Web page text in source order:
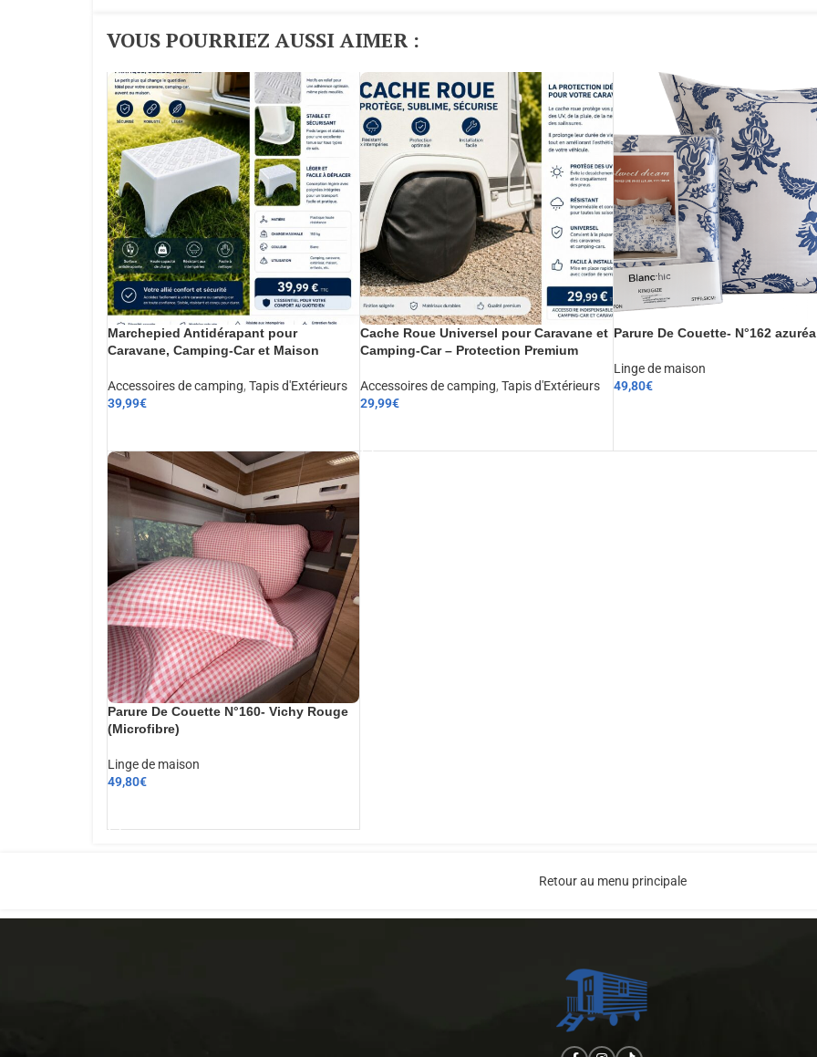
VOUS POURRIEZ AUSSI AIMER :​
Marchepied Antidérapant pour
Caravane, Camping-Car et Maison
Accessoires de camping, Tapis d'Extérieurs
39,99€
Cache Roue Universel pour Caravane et
Camping-Car – Protection Premium
Accessoires de camping, Tapis d'Extérieurs
29,99€
Parure De Couette- N°162 azuréa
Linge de maison
49,80€
Parure De Couette N°160- Vichy Rouge
(Microfibre)
Linge de maison
49,80€
Retour au menu principale